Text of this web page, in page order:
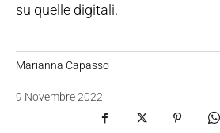
su quelle digitali.
Marianna Capasso
9 Novembre 2022